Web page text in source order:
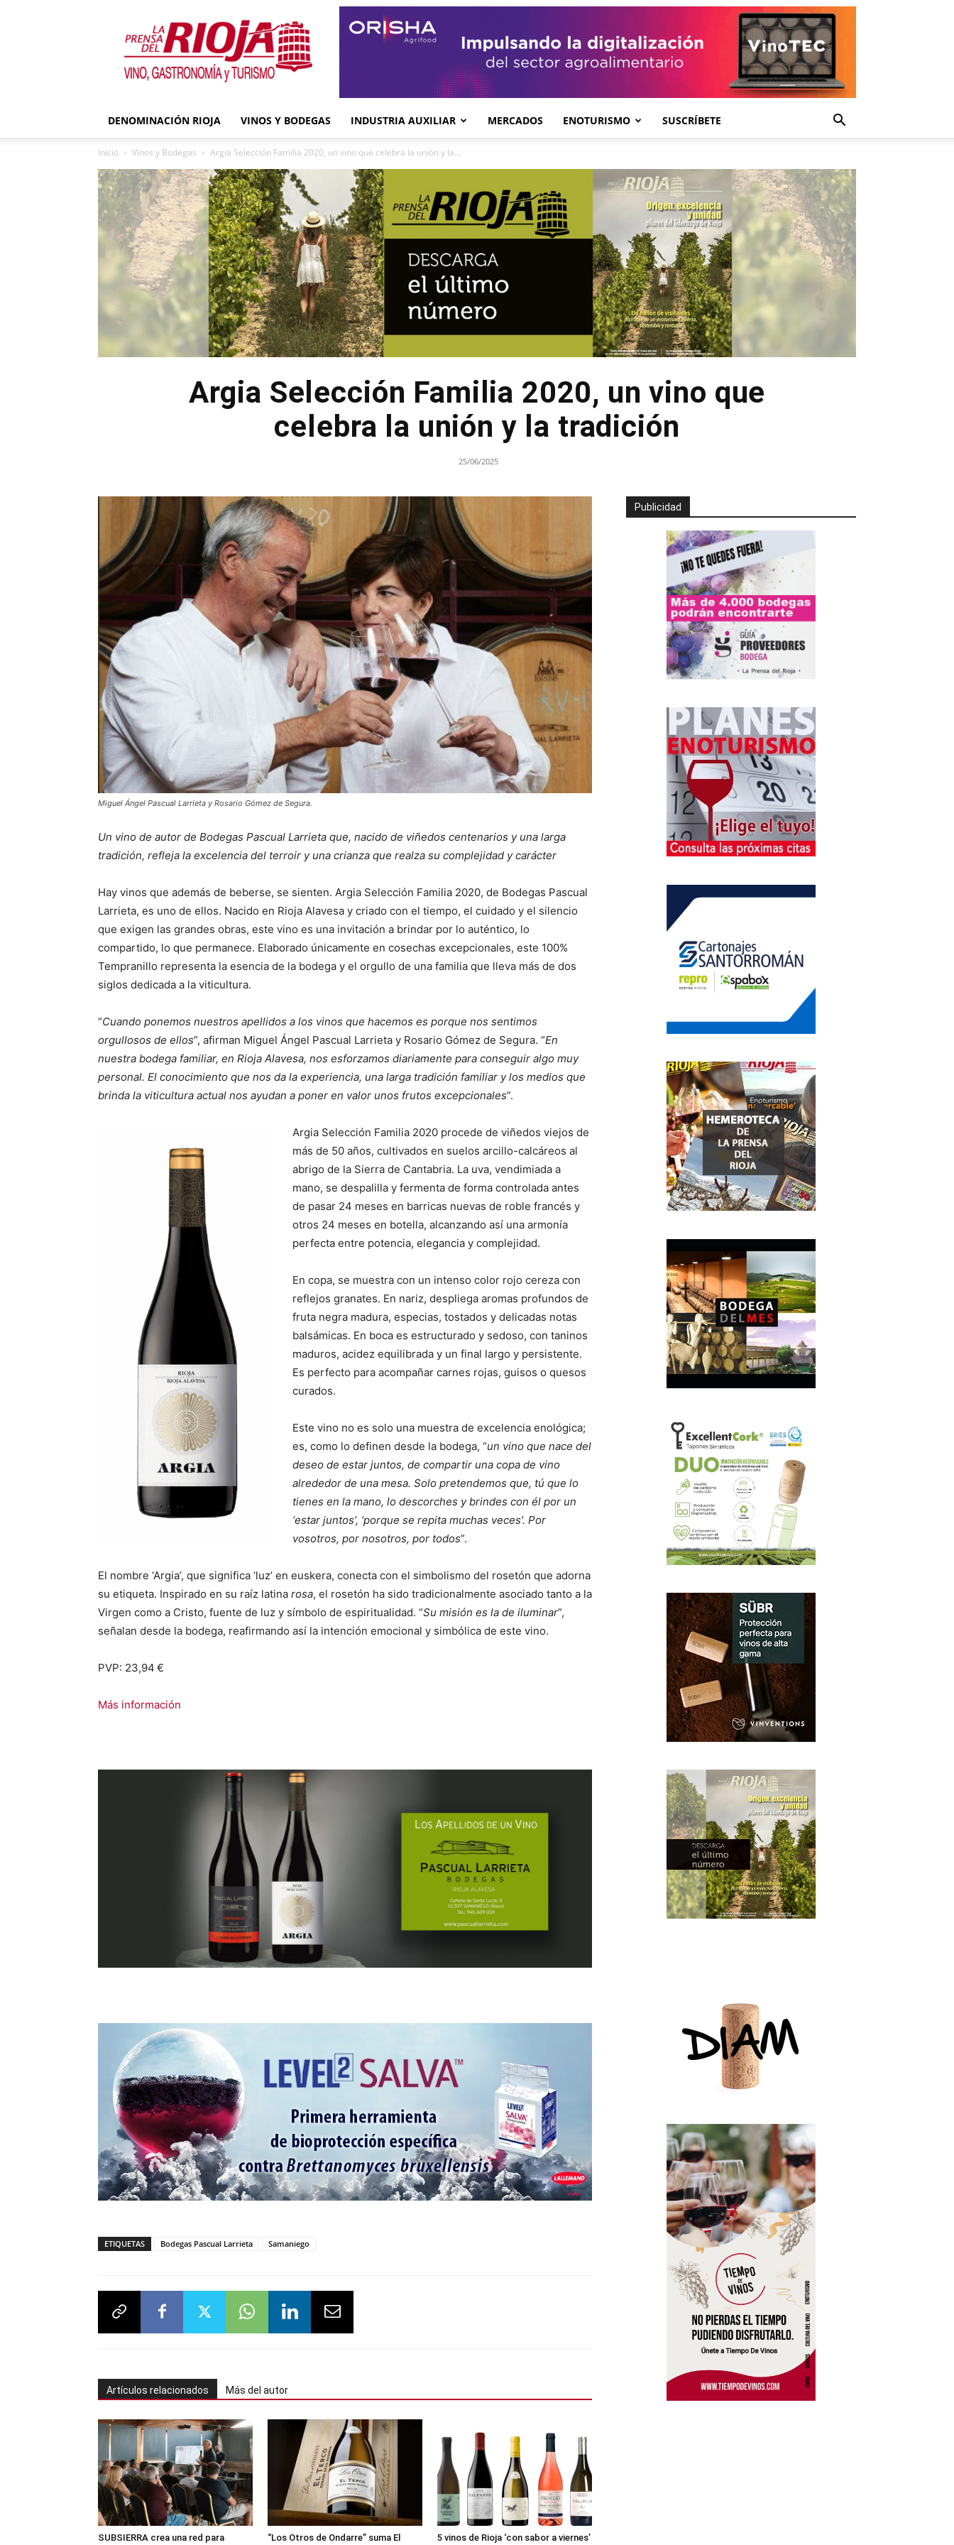
La
Prensa
del
Rioja
DENOMINACIÓN RIOJA VINOS Y BODEGAS INDUSTRIA AUXILIAR MERCADOS ENOTURISMO SUSCRÍBETE
Inicio Vinos y Bodegas Argia Selección Familia 2020, un vino que celebra la unión y la...
Argia Selección Familia 2020, un vino que
celebra la unión y la tradición
25/06/2025
Miguel Ángel Pascual Larrieta y Rosario Gómez de Segura.
Un vino de autor de Bodegas Pascual Larrieta que, nacido de viñedos centenarios y una larga
tradición, refleja la excelencia del terroir y una crianza que realza su complejidad y carácter
Hay vinos que además de beberse, se sienten. Argia Selección Familia 2020, de Bodegas Pascual
Larrieta, es uno de ellos. Nacido en Rioja Alavesa y criado con el tiempo, el cuidado y el silencio
que exigen las grandes obras, este vino es una invitación a brindar por lo auténtico, lo
compartido, lo que permanece. Elaborado únicamente en cosechas excepcionales, este 100%
Tempranillo representa la esencia de la bodega y el orgullo de una familia que lleva más de dos
siglos dedicada a la viticultura.
“Cuando ponemos nuestros apellidos a los vinos que hacemos es porque nos sentimos
orgullosos de ellos”, afirman Miguel Ángel Pascual Larrieta y Rosario Gómez de Segura. “En
nuestra bodega familiar, en Rioja Alavesa, nos esforzamos diariamente para conseguir algo muy
personal. El conocimiento que nos da la experiencia, una larga tradición familiar y los medios que
brinda la viticultura actual nos ayudan a poner en valor unos frutos excepcionales”.
Argia Selección Familia 2020 procede de viñedos viejos de
más de 50 años, cultivados en suelos arcillo-calcáreos al
abrigo de la Sierra de Cantabria. La uva, vendimiada a
mano, se despalilla y fermenta de forma controlada antes
de pasar 24 meses en barricas nuevas de roble francés y
otros 24 meses en botella, alcanzando así una armonía
perfecta entre potencia, elegancia y complejidad.
En copa, se muestra con un intenso color rojo cereza con
reflejos granates. En nariz, despliega aromas profundos de
fruta negra madura, especias, tostados y delicadas notas
balsámicas. En boca es estructurado y sedoso, con taninos
maduros, acidez equilibrada y un final largo y persistente.
Es perfecto para acompañar carnes rojas, guisos o quesos
curados.
Este vino no es solo una muestra de excelencia enológica;
es, como lo definen desde la bodega, “un vino que nace del
deseo de estar juntos, de compartir una copa de vino
alrededor de una mesa. Solo pretendemos que, tú que lo
tienes en la mano, lo descorches y brindes con él por un
‘estar juntos’, ‘porque se repita muchas veces’. Por
vosotros, por nosotros, por todos”.
El nombre ‘Argia’, que significa ‘luz’ en euskera, conecta con el simbolismo del rosetón que adorna
su etiqueta. Inspirado en su raíz latina rosa, el rosetón ha sido tradicionalmente asociado tanto a la
Virgen como a Cristo, fuente de luz y símbolo de espiritualidad. “Su misión es la de iluminar”,
señalan desde la bodega, reafirmando así la intención emocional y simbólica de este vino.
PVP: 23,94 €
Más información
ETIQUETAS Bodegas Pascual Larrieta Samaniego
Artículos relacionados Más del autor
SUBSIERRA crea una red para “Los Otros de Ondarre” suma El 5 vinos de Rioja ‘con sabor a viernes’
Publicidad